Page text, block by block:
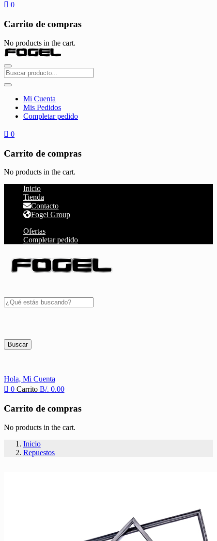
0
Carrito de compras
No products in the cart.
Mi Cuenta
Mis Pedidos
Completar pedido
0
Carrito de compras
No products in the cart.
Inicio
Tienda
Contacto
Fogel Group
Ofertas
Completar pedido
Buscar
Hola, Mi Cuenta
0 Carrito B/. 0.00
Carrito de compras
No products in the cart.
Inicio
Repuestos